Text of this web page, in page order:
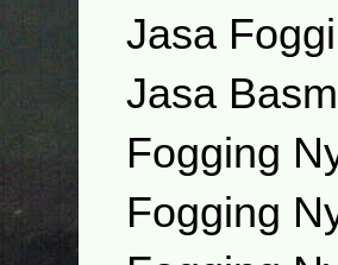
Jasa
Jasa
Fogging
Fogging